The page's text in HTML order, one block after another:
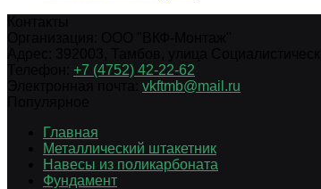
+7 (4752) 42-22-62
vkftmb@mail.ru
Главная
Металлический штакетник
Навесы из поликарбоната
Фундамент